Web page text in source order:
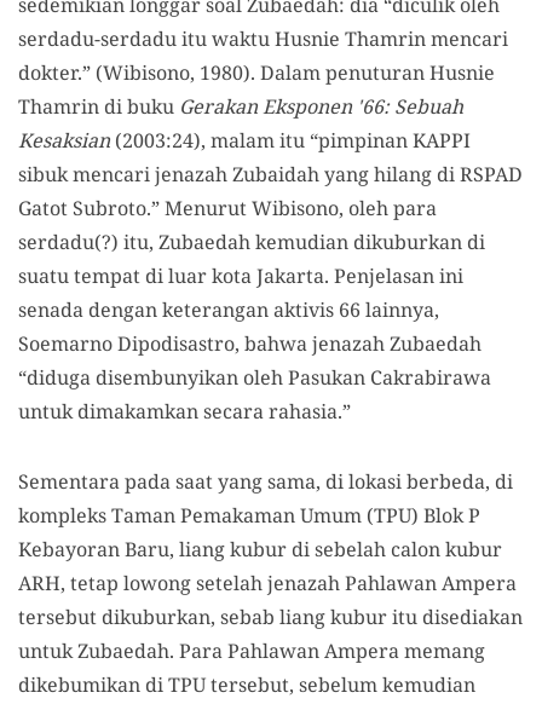
serdadu-serdadu itu waktu Husnie Thamrin mencari
dokter.” (Wibisono, 1980). Dalam penuturan Husnie
Thamrin di buku Gerakan Eksponen '66: Sebuah
Kesaksian (2003:24), malam itu “pimpinan KAPPI
sibuk mencari jenazah Zubaidah yang hilang di RSPAD
Gatot Subroto.” Menurut Wibisono, oleh para
serdadu(?) itu, Zubaedah kemudian dikuburkan di
suatu tempat di luar kota Jakarta. Penjelasan ini
senada dengan keterangan aktivis 66 lainnya,
Soemarno Dipodisastro, bahwa jenazah Zubaedah
“diduga disembunyikan oleh Pasukan Cakrabirawa
untuk dimakamkan secara rahasia.”
Sementara pada saat yang sama, di lokasi berbeda, di
kompleks Taman Pemakaman Umum (TPU) Blok P
Kebayoran Baru, liang kubur di sebelah calon kubur
ARH, tetap lowong setelah jenazah Pahlawan Ampera
tersebut dikuburkan, sebab liang kubur itu disediakan
untuk Zubaedah. Para Pahlawan Ampera memang
dikebumikan di TPU tersebut, sebelum kemudian